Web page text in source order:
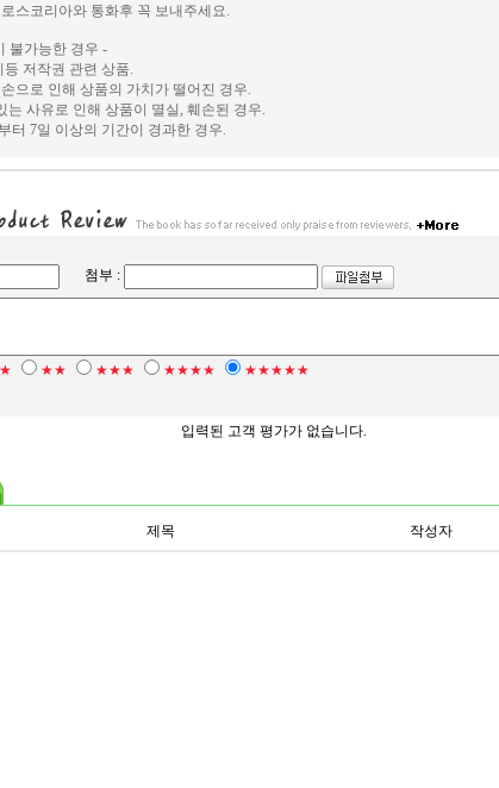
스코리아와 통화후 꼭 보내주세요.
불가능한 경우 -
등 저작권 관련 상품.
으로 인해 상품의 가치가 떨어진 경우.
는 사유로 인해 상품이 멸실, 훼손된 경우.
터 7일 이상의 기간이 경과한 경우.
첨부 :
★ ★★ ★★★ ★★★★ ★★★★★
입력된 고객 평가가 없습니다.
제목 작성자